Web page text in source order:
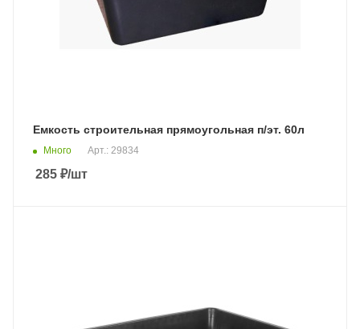
Емкость строительная прямоугольная п/эт. 60л
Много Арт.: 29834
285 ₽/шт